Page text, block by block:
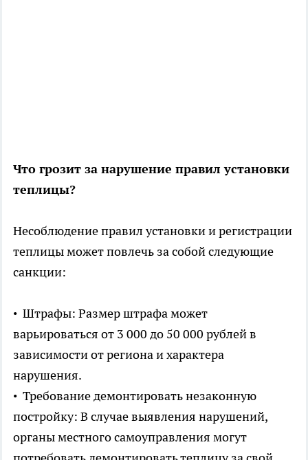
Что грозит за нарушение правил установки
теплицы?
Несоблюдение правил установки и регистрации
теплицы может повлечь за собой следующие
санкции:
• Штрафы: Размер штрафа может
варьироваться от 3 000 до 50 000 рублей в
зависимости от региона и характера
нарушения.
• Требование демонтировать незаконную
постройку: В случае выявления нарушений,
органы местного самоуправления могут